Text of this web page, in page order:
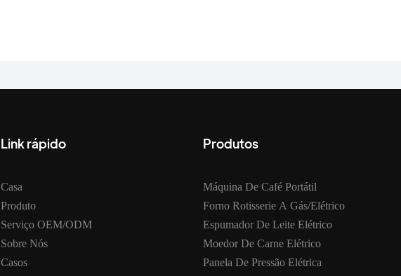
Link rápido
Casa
Produto
Serviço OEM/ODM
Sobre Nós
Casos
Produtos
Máquina De Café Portátil
Forno Rotisserie A Gás/elétrico
Espumador De Leite Elétrico
Moedor De Carne Elétrico
Panela De Pressão Elétrica